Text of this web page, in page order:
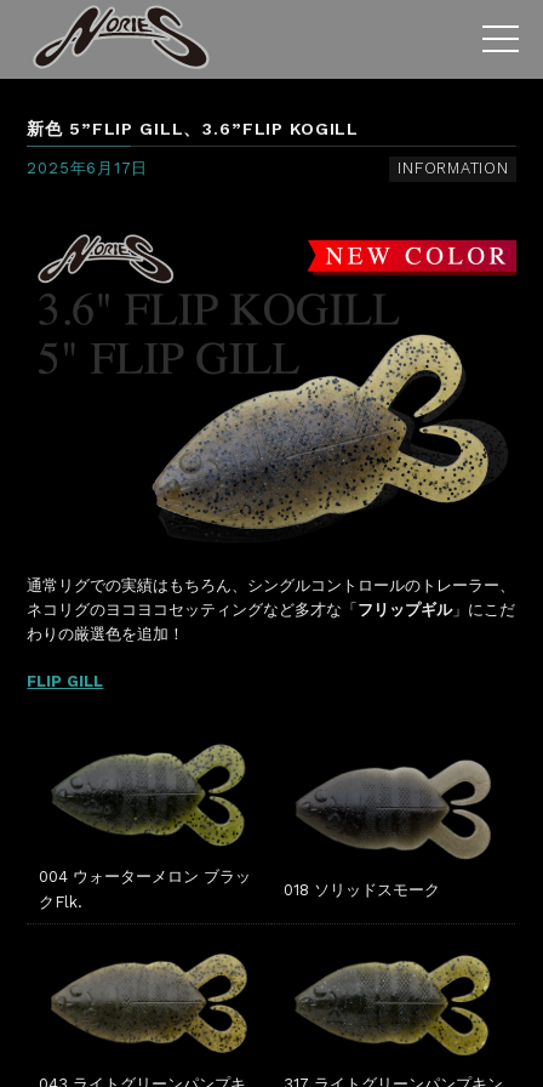
新色 5”FLIP GILL、3.6”FLIP KOGILL
2025年6月17日 INFORMATION
通常リグでの実績はもちろん、シングルコントロールのトレーラー、
ネコリグのヨコヨコセッティングなど多才な「フリップギル」にこだ
わりの厳選色を追加！
FLIP GILL
004 ウォーターメロン ブラッ
クFlk.
018 ソリッドスモーク